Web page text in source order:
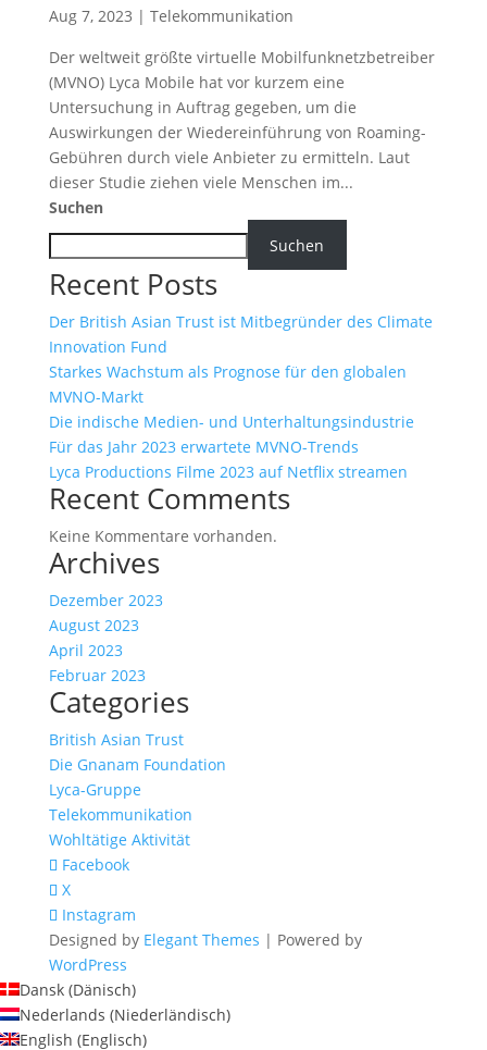
Aug 7, 2023 | Telekommunikation
Der weltweit größte virtuelle Mobilfunknetzbetreiber
(MVNO) Lyca Mobile hat vor kurzem eine
Untersuchung in Auftrag gegeben, um die
Auswirkungen der Wiedereinführung von Roaming-
Gebühren durch viele Anbieter zu ermitteln. Laut
dieser Studie ziehen viele Menschen im...
Suchen
Suchen
Recent Posts
Der British Asian Trust ist Mitbegründer des Climate
Innovation Fund
Starkes Wachstum als Prognose für den globalen
MVNO-Markt
Die indische Medien- und Unterhaltungsindustrie
Für das Jahr 2023 erwartete MVNO-Trends
Lyca Productions Filme 2023 auf Netflix streamen
Recent Comments
Keine Kommentare vorhanden.
Archives
Dezember 2023
August 2023
April 2023
Februar 2023
Categories
British Asian Trust
Die Gnanam Foundation
Lyca-Gruppe
Telekommunikation
Wohltätige Aktivität
Facebook
X
Instagram
Designed by Elegant Themes | Powered by
WordPress
Dansk (Dänisch)
Nederlands (Niederländisch)
English (Englisch)